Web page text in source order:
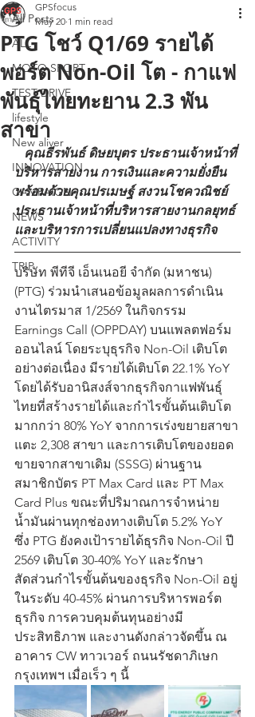
All Posts
ALL
MOTO SPORT
TEST DRIVE
lifestyle
New aliver
INNOVATION
CAMPAIGN
NEWS
ACTIVITY
TRIP
PTG โชว์ Q1/69 รายได้
พอร์ต Non-Oil โต - กาแฟ
พันธุ์ไทยทะยาน 2.3 พัน
สาขา
GPSfocus
May 20 1 min read
บริหารสายงาน การเงินและความยั่งยืน
พร้อมด้วยคุณปรเมษฐ์ สงวนโชควณิชย์
ประธานเจ้าหน้าที่บริหารสายงานกลยุทธ์
และบริหารการเปลี่ยนแปลงทางธุรกิจ
บริษัท พีทีจี เอ็นเนอยี จำกัด (มหาชน)
(PTG) ร่วมนำเสนอข้อมูลผลการดำเนิน
งานไตรมาส 1/2569 ในกิจกรรม
Earnings Call (OPPDAY) บนแพลตฟอร์ม
ออนไลน์ โดยระบุธุรกิจ Non-Oil เติบโต
อย่างต่อเนื่อง มีรายได้เติบโต 22.1% YoY
โดยได้รับอานิสงส์จากธุรกิจกาแฟพันธุ์
ไทยที่สร้างรายได้และกำไรขั้นต้นเติบโต
มากกว่า 80% YoY จากการเร่งขยายสาขา
แตะ 2,308 สาขา และการเติบโตของยอด
ขายจากสาขาเดิม (SSSG) ผ่านฐาน
สมาชิกบัตร PT Max Card และ PT Max
Card Plus ขณะที่ปริมาณการจำหน่าย
น้ำมันผ่านทุกช่องทางเติบโต 5.2% YoY
ซึ่ง PTG ยังคงเป้ารายได้ธุรกิจ Non-Oil ปี
2569 เติบโต 30-40% YoY และรักษา
สัดส่วนกำไรขั้นต้นของธุรกิจ Non-Oil อยู่
ในระดับ 40-45% ผ่านการบริหารพอร์ต
ธุรกิจ การควบคุมต้นทุนอย่างมี
ประสิทธิภาพ และงานดังกล่าวจัดขึ้น ณ
อาคาร CW ทาวเวอร์ ถนนรัชดาภิเษก
กรุงเทพฯ เมื่อเร็ว ๆ นี้